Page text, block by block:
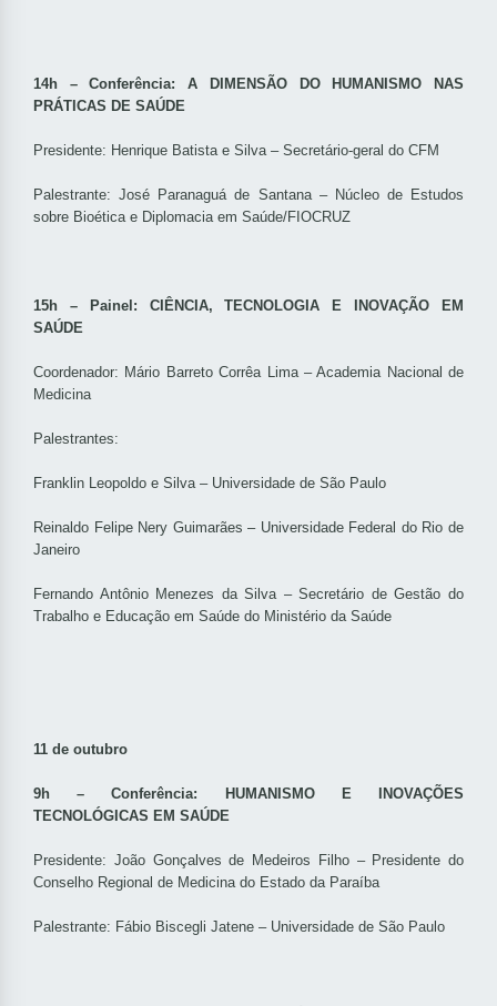
14h – Conferência: A DIMENSÃO DO HUMANISMO NAS
PRÁTICAS DE SAÚDE
Presidente: Henrique Batista e Silva – Secretário-geral do CFM
Palestrante: José Paranaguá de Santana – Núcleo de Estudos
sobre Bioética e Diplomacia em Saúde/FIOCRUZ
15h – Painel: CIÊNCIA, TECNOLOGIA E INOVAÇÃO EM
SAÚDE
Coordenador: Mário Barreto Corrêa Lima – Academia Nacional de
Medicina
Palestrantes:
Franklin Leopoldo e Silva – Universidade de São Paulo
Reinaldo Felipe Nery Guimarães – Universidade Federal do Rio de
Janeiro
Fernando Antônio Menezes da Silva – Secretário de Gestão do
Trabalho e Educação em Saúde do Ministério da Saúde
11 de outubro
9h – Conferência: HUMANISMO E INOVAÇÕES
TECNOLÓGICAS EM SAÚDE
Presidente: João Gonçalves de Medeiros Filho – Presidente do
Conselho Regional de Medicina do Estado da Paraíba
Palestrante: Fábio Biscegli Jatene – Universidade de São Paulo